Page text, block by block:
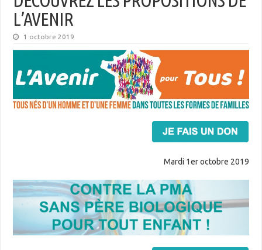
L’AVENIR
1 octobre 2019
Mardi 1er octobre 2019